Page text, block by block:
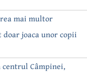
mai multor
joaca unor copii
Câmpinei,